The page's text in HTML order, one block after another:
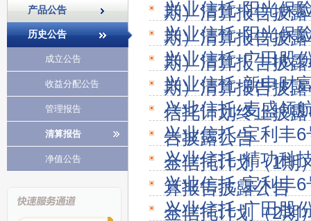
产品公告
历史公告
成立公告
收益分配公告
管理报告
清算报告
净值公告
期）清算报告披
兴业信托·阳光保
期）清算报告披
兴业信托·阳光保
期）清算报告披
兴业信托·广田股
期）清算报告披
兴业信托·新申财
信托计划终止披
兴业信托·麦盛领
告披露公告
兴业信托·宝利丰
金信托计划（1期
兴业信托·精功科
算报告披露公告
兴业信托·宝利丰
金信托计划（2期
兴业信托·广田股